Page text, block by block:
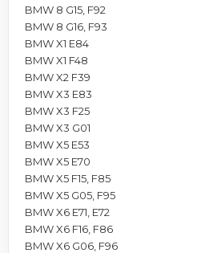
BMW 8 G15, F92
BMW 8 G16, F93
BMW X1 E84
BMW X1 F48
BMW X2 F39
BMW X3 E83
BMW X3 F25
BMW X3 G01
BMW X5 E53
BMW X5 E70
BMW X5 F15, F85
BMW X5 G05, F95
BMW X6 E71, E72
BMW X6 F16, F86
BMW X6 G06, F96